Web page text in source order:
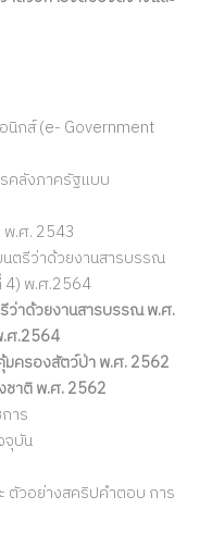
นิกส์ (e- Government
คลังภาครัฐแบบ
.ศ. 2543
ตรีว่าด้วยงานสารบรรณ
4) พ.ศ.2564
ว่าด้วยงานสารบรรณ พ.ศ.
.ศ.2564
ครองสัตว์ป่า พ.ศ. 2562
าติ พ.ศ. 2562
าร
จุบัน
ตัวอย่างสคริปคำตอบ การ